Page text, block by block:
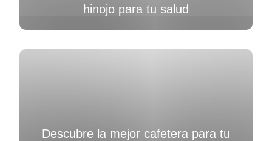
hinojo para tu salud
Descubre la mejor cafetera para tu